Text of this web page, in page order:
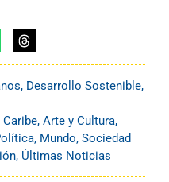
, Desarrollo Sostenible,
, Arte y Cultura,
, Mundo, Sociedad
, Últimas Noticias